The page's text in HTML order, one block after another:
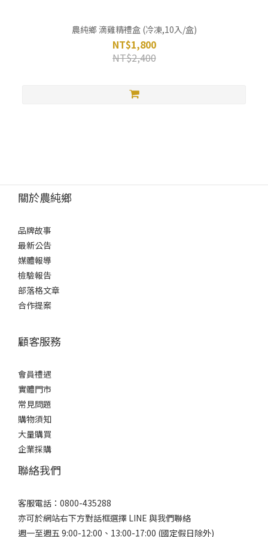
農純鄉 滴雞精禮盒 (冷凍,10入/盒)
NT$1,800
NT$2,400
關於農純鄉
品牌故事
最新公告
媒體報導
檢驗報告
部落格文章
合作提案
顧客服務
會員禮遇
實體門市
常見問題
購物須知
大量購買
企業採購
聯絡我們
客服電話：0800-435288
亦可於網站右下方對話框選擇 LINE 與我們聯絡
週一至週五 9:00-12:00、13:00-17:00 (國定假日除外)